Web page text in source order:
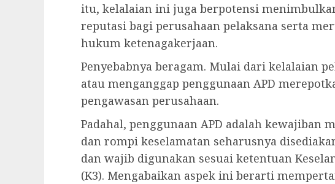
itu, kelalaian ini juga berpotensi
reputasi bagi perusahaan pelaksana serta
hukum ketenagakerjaan.
Penyebabnya beragam. Mulai dari kelalaian
atau menganggap penggunaan APD
pengawasan perusahaan.
Padahal, penggunaan APD adalah kewajiban
dan rompi keselamatan seharusnya
dan wajib digunakan sesuai ketentuan
(K3). Mengabaikan aspek ini berarti